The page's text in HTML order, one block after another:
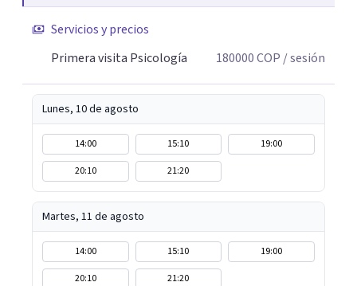
Servicios y precios
Primera visita Psicología
180000COP / sesión
Lunes, 10 de agosto
14:00 15:10
19:00
20:10
21:20
Martes, 11 de agosto
14:00 15:10
19:00
20:10
21:20